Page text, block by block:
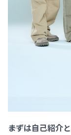
――まずは自己紹